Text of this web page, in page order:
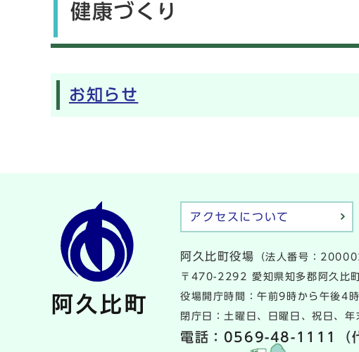
健康づくり
メインメニュー
お知らせ
アクセスについて
阿久比町役場
（法人番号：
〒470-2292 愛知県知多郡阿久比
役場開庁時間：午前9時から午後4
閉庁日：土曜日、日曜日、祝日、
電話： 0569-48-1111 （